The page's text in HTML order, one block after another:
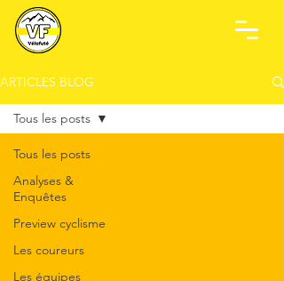
ARTICLES BLOG
Tous les posts
Analyses &
Enquêtes
Preview cyclisme
Les coureurs
Les équipes
Tous les posts